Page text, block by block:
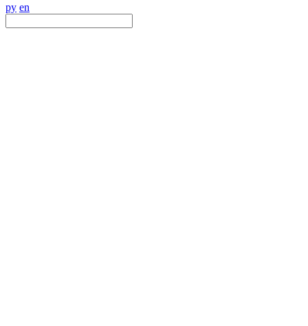
ру en